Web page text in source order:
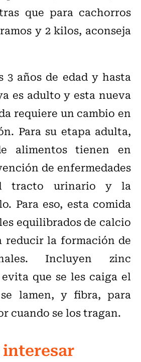
que para cachorros
y 2 kilos, aconseja
3 años de edad y hasta
es adulto y esta nueva
requiere un cambio en
Para su etapa adulta,
alimentos tienen en
de enfermedades
tracto urinario y la
Para eso, esta comida
equilibrados de calcio
reducir la formación de
Incluyen zinc
que se les caiga el
lamen, y fibra, para
cuando se los tragan.